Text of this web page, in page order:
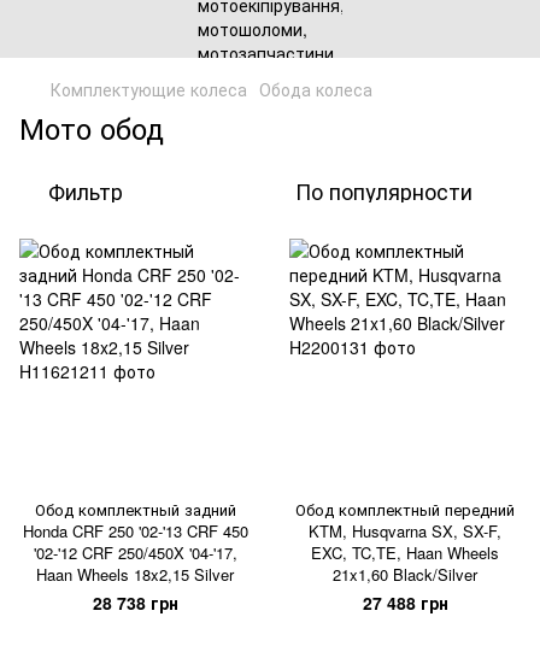
Комплектующие колеса Обода колеса
Мото обод
Фильтр По популярности
Обод комплектный задний
Honda CRF 250 '02-'13 CRF 450
'02-'12 CRF 250/450X '04-'17,
Haan Wheels 18x2,15 Silver
28 738 грн
Обод комплектный передний
KTM, Husqvarna SX, SX-F,
EXC, TC,TE, Haan Wheels
21x1,60 Black/Silver
27 488 грн